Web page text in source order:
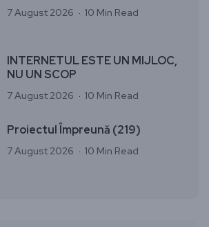
7 August 2026 10 Min Read
INTERNETUL ESTE UN MIJLOC,
NU UN SCOP
7 August 2026 10 Min Read
Proiectul Împreună (219)
7 August 2026 10 Min Read